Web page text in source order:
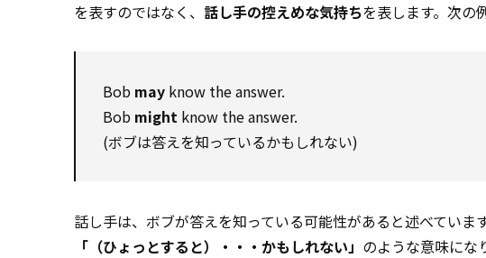
を表すのではなく、 話し手の控えめな気持ちを表します。次の
Bob may know the answer.
Bob might know the answer.
(ボブは答えを知っているかもしれない)
話し手は、ボブが答えを知っている可能性があると述べています
「（ひょっとすると）・・・かもしれない」 のような意味にな